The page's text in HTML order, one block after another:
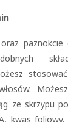
ze skrzypu
kwas